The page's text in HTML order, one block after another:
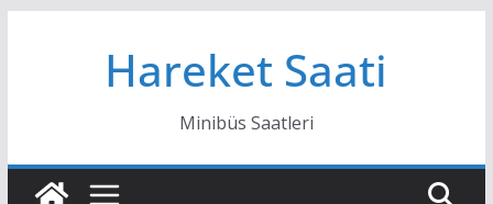
Hareket Saati
Minibüs Saatleri